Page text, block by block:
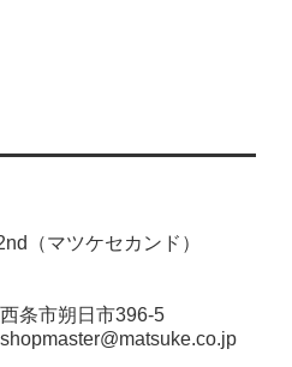
（マツケセカンド）
条市朔日市396-5
shopmaster@matsuke.co.jp